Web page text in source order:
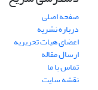
صفحه اصلی
درباره نشریه
اعضای هیات تحریریه
ارسال مقاله
تماس با ما
نقشه سایت